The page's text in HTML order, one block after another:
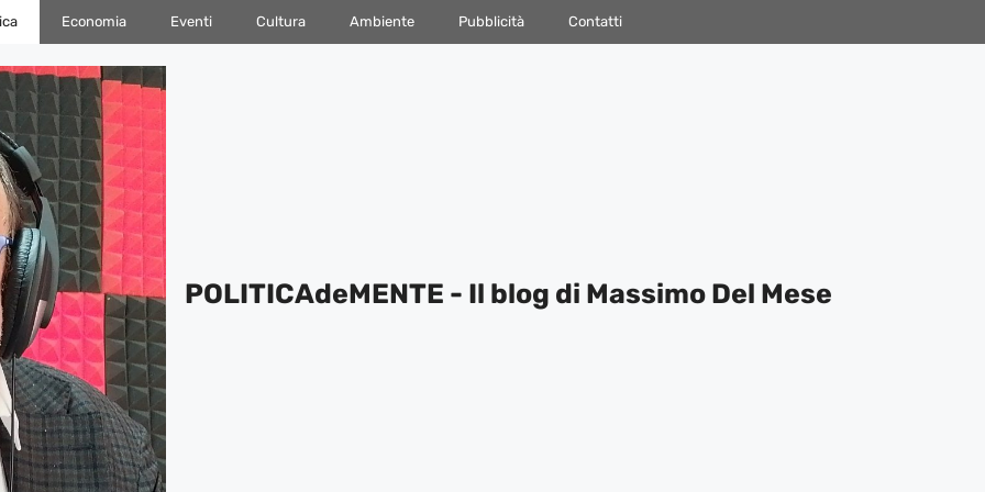
Economia Eventi Cultura Ambiente Pubblicità Contatti
POLITICAdeMENTE - Il blog di Massimo Del Mese